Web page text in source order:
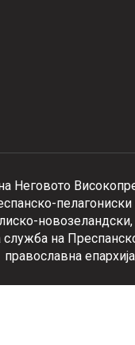
Неговото
пелагониски
новозеландски,
на
православна епархија